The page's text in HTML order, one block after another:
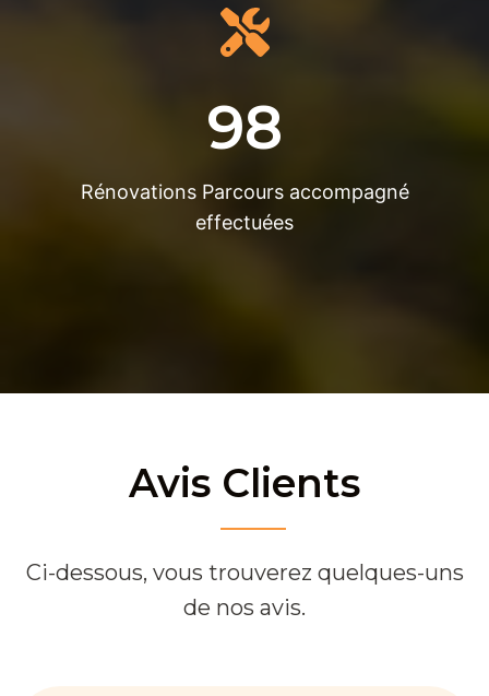
98
Rénovations Parcours accompagné
effectuées
Avis Clients
Ci-dessous, vous trouverez quelques-uns
de nos avis.